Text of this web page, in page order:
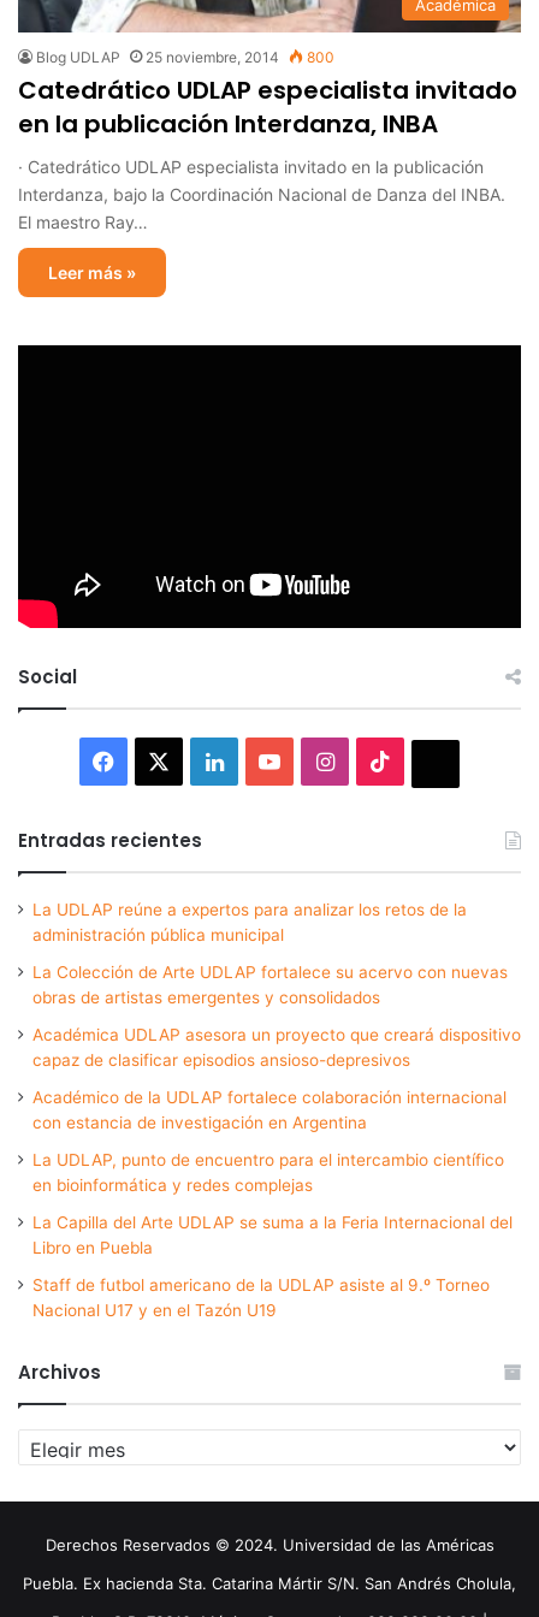
Académica
Blog UDLAP 25 noviembre, 2014 800
Catedrático UDLAP especialista invitado
en la publicación Interdanza, INBA
· Catedrático UDLAP especialista invitado en la publicación
Interdanza, bajo la Coordinación Nacional de Danza del INBA.
El maestro Ray…
Leer más »
Social
Facebook LinkedInYouTubeInstagram
Entradas recientes
La UDLAP reúne a expertos para analizar los retos de la
administración pública municipal
La Colección de Arte UDLAP fortalece su acervo con nuevas
obras de artistas emergentes y consolidados
Académica UDLAP asesora un proyecto que creará dispositivo
capaz de clasificar episodios ansioso-depresivos
Académico de la UDLAP fortalece colaboración internacional
con estancia de investigación en Argentina
La UDLAP, punto de encuentro para el intercambio científico
en bioinformática y redes complejas
La Capilla del Arte UDLAP se suma a la Feria Internacional del
Libro en Puebla
Staff de futbol americano de la UDLAP asiste al 9.º Torneo
Nacional U17 y en el Tazón U19
Archivos
Archivos
Derechos Reservados © 2024. Universidad de las Américas
Puebla. Ex hacienda Sta. Catarina Mártir S/N. San Andrés Cholula,